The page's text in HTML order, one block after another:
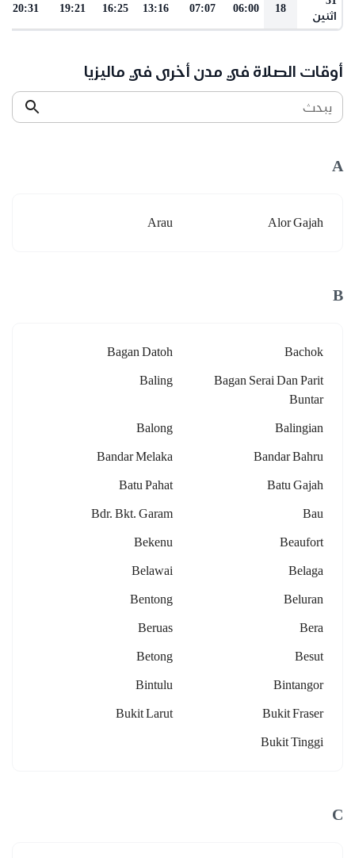
اثنين
18
06:00
07:07
13:16
16:25
19:21
20:31
أوقات الصلاة في مدن أخرى في ماليزيا
يبحث
A
Alor Gajah
Arau
B
Bachok
Bagan Datoh
Bagan Serai Dan Parit
Buntar
Baling
Balingian
Balong
Bandar Bahru
Bandar Melaka
Batu Gajah
Batu Pahat
Bau
Bdr. Bkt. Garam
Beaufort
Bekenu
Belaga
Belawai
Beluran
Bentong
Bera
Beruas
Besut
Betong
Bintangor
Bintulu
Bukit Fraser
Bukit Larut
Bukit Tinggi
C